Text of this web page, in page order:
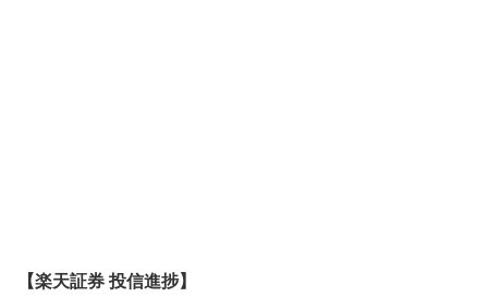
【楽天証券 投信進捗】